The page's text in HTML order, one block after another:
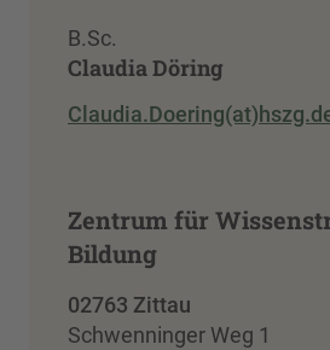
B.Sc.
Claudia Döring
Zentrum für
Bildung
02763 Zittau
Schwenninger Weg 1